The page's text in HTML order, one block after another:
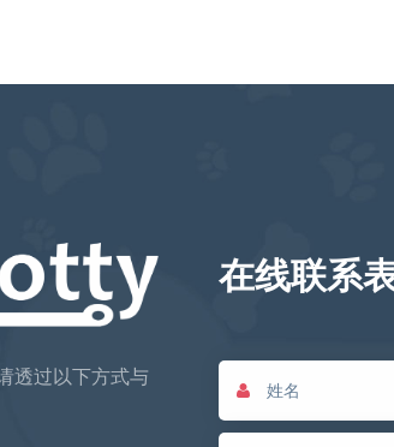
透过以下方式与
在线联系